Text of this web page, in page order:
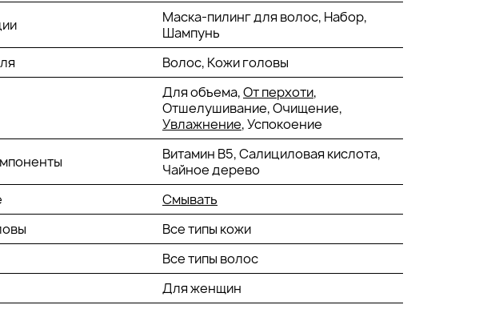
Маска-пилинг для волос, Набор,
Шампунь
Волос, Кожи головы
Для объема,От перхоти,
Отшелушивание, Очищение,
Увлажнение, Успокоение
Витамин В5, Салициловая кислота,
Чайное дерево
Смывать
Все типы кожи
Все типы волос
Для женщин